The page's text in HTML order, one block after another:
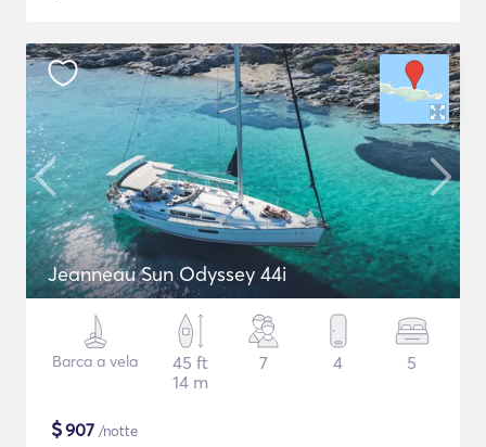
Jeanneau Sun Odyssey 44i
Barca a vela
45 ft
14 m
7 4 5
$907 /notte